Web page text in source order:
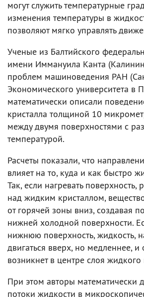
могут служить температурные
изменения температуры в
позволяют мягко управлять
Ученые из Балтийского
имени Иммануила Канта
проблем машиноведения РАН
Экономического университета в
математически описали
кристалла толщиной 10
между двумя поверхностями с
температурой.
Расчеты показали, что
влияет на то, куда и как быстро
Так, если нагревать
над жидким кристаллом,
от горячей зоны вниз, создавая
нижней холодной поверхности.
нижнюю поверхность, жидкость,
двигаться вверх, но медленнее,
возникнет в центре слоя жидкого
При этом авторы математически
потоки жидкости в